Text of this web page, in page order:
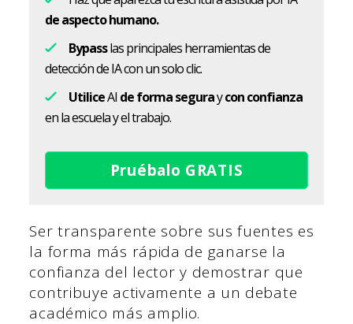
de aspecto humano.
Bypasslas principales herramientas de
detección de IA con un solo clic.
UtiliceAI de forma seguraycon confianza
en la escuela y el trabajo.
Pruébalo GRATIS
Ser transparente sobre sus fuentes es
la forma más rápida de ganarse la
confianza del lector y demostrar que
contribuye activamente a un debate
académico más amplio.